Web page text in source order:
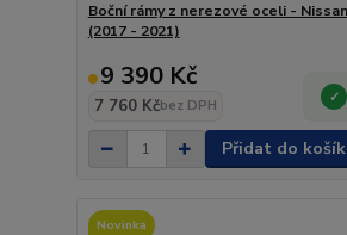
Boční rámy z nerezové oceli -
(2017 - 2021)
9 390 Kč
7 760 Kčbez DPH
Přidat do
Novinka